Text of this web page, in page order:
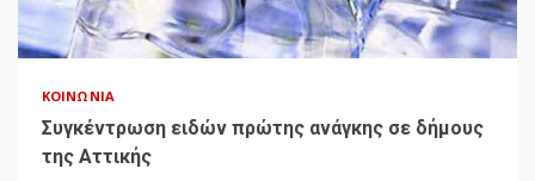
ΚΟΙΝΩΝΊΑ
Συγκέντρωση ειδών πρώτης ανάγκης σε δήμους
της Αττικής